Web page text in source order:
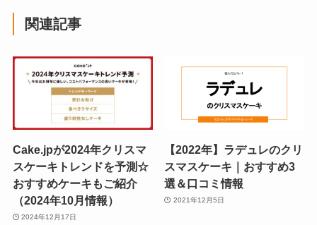
関連記事
Cake.jpが2024年クリスマ
スケーキトレンドを予測☆
おすすめケーキもご紹介
（2024年10月情報）
2024年12月17日
【2022年】ラデュレのクリ
スマスケーキ｜おすすめ3
選＆口コミ情報
2021年12月5日